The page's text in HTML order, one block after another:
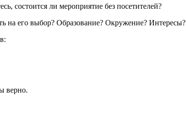
состоится ли мероприятие без посетителей?
на его выбор? Образование? Окружение? Интересы?
верно.